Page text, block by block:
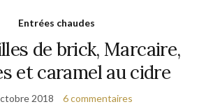
Entrées chaudes
de brick, Marcaire,
et caramel au cidre
2018 6 commentaires